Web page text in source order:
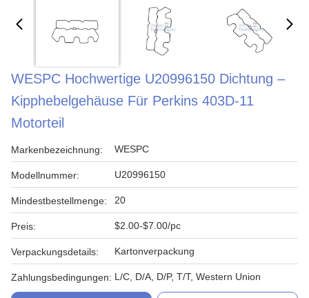
WESPC Hochwertige U20996150 Dichtung –
Kipphebelgehäuse Für Perkins 403D-11
Motorteil
Markenbezeichnung: WESPC
Modellnummer: U20996150
Mindestbestellmenge: 20
Preis: $2.00-$7.00/pc
Verpackungsdetails: Kartonverpackung
Zahlungsbedingungen: L/C, D/A, D/P, T/T, Western Union